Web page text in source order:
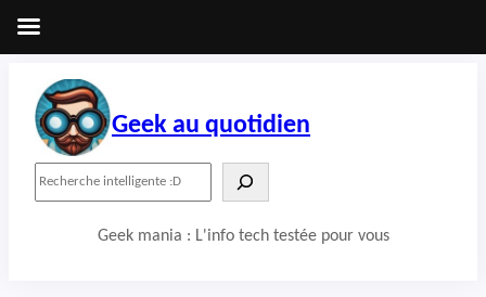
contenu
Geek au quotidien
Geek mania : L'info tech testée pour vous